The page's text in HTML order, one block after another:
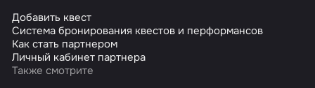
Добавить квест
Система бронирования квестов и перформансов
Как стать партнером
Личный кабинет партнера
Также смотрите